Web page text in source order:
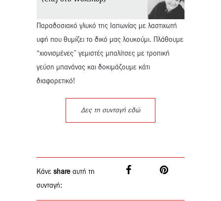
Παραδοσιακό γλυκό της Ιαπωνίας με λαστιχωτή
υφή που θυμίζει το δικό μας λουκούμι. Πλάθουμε
“χιονισμένες” γεμιστές μπαλίτσες με τροπική
γεύση μπανάνας και δοκιμάζουμε κάτι
διαφορετικό!
Δες τη συνταγή εδώ
Κάνε share αυτή τη
συνταγή: